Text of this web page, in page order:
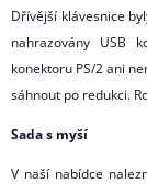
Dřívější klávesnice
nahrazovány USB
konektoru PS/2 ani
sáhnout po redukci.
Sada s myší
V naší nabídce